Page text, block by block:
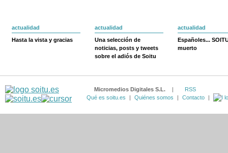
actualidad
Hasta la vista y gracias
actualidad
Una selección de
noticias, posts y tweets
sobre el adiós de Soitu
actualidad
Españoles...
muerto
Micromedios Digitales S.L. |
RSS
Qué es soitu.es
| Quiénes somos | Contacto |